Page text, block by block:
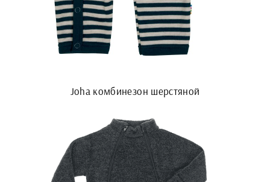
Joha комбинезон шерстяной